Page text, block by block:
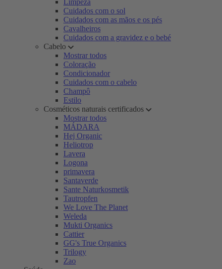
Limpeza
Cuidados com o sol
Cuidados com as mãos e os pés
Cavalheiros
Cuidados com a gravidez e o bebé
Cabelo
Mostrar todos
Coloração
Condicionador
Cuidados com o cabelo
Champô
Estilo
Cosméticos naturais certificados
Mostrar todos
MÁDARA
Hej Organic
Heliotrop
Lavera
Logona
primavera
Santaverde
Sante Naturkosmetik
Tautropfen
We Love The Planet
Weleda
Mukti Organics
Cattier
GG's True Organics
Trilogy
Zao